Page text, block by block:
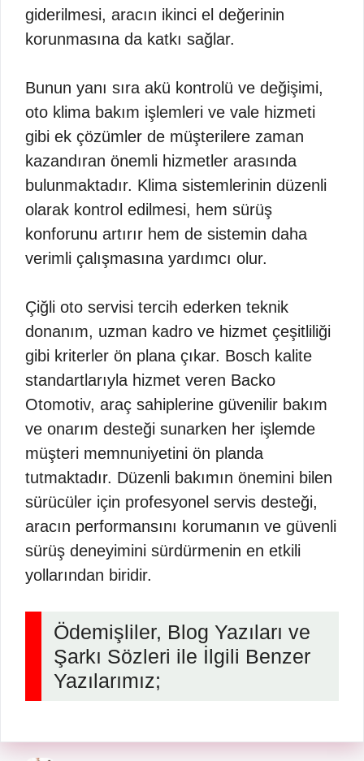
giderilmesi, aracın ikinci el değerinin
korunmasına da katkı sağlar.
Bunun yanı sıra akü kontrolü ve değişimi,
oto klima bakım işlemleri ve vale hizmeti
gibi ek çözümler de müşterilere zaman
kazandıran önemli hizmetler arasında
bulunmaktadır. Klima sistemlerinin düzenli
olarak kontrol edilmesi, hem sürüş
konforunu artırır hem de sistemin daha
verimli çalışmasına yardımcı olur.
Çiğli oto servisi tercih ederken teknik
donanım, uzman kadro ve hizmet çeşitliliği
gibi kriterler ön plana çıkar. Bosch kalite
standartlarıyla hizmet veren Backo
Otomotiv, araç sahiplerine güvenilir bakım
ve onarım desteği sunarken her işlemde
müşteri memnuniyetini ön planda
tutmaktadır. Düzenli bakımın önemini bilen
sürücüler için profesyonel servis desteği,
aracın performansını korumanın ve güvenli
sürüş deneyimini sürdürmenin en etkili
yollarından biridir.
Ödemişliler, Blog Yazıları ve
Şarkı Sözleri ile İlgili Benzer
Yazılarımız;